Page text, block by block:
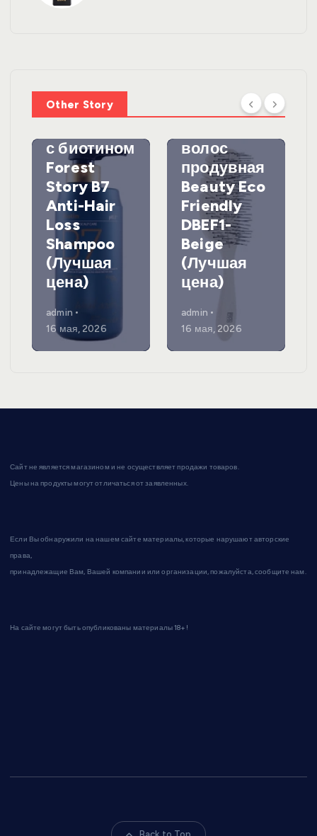
Other Story
волос
против
с биотином
Forest
Story B7
Anti-Hair
Loss
Shampoo
(Лучшая
цена)
admin
16 мая, 2026
DewalЩетк
волос
продувная
Beauty Eco
Friendly
DBEF1-
Beige
(Лучшая
цена)
admin
16 мая, 2026
Сайт не является магазином и не осуществляет продажи товаров.
Цены на продукты могут отличаться от заявленных.
Если Вы обнаружили на нашем сайте материалы, которые нарушают авторские
права,
принадлежащие Вам, Вашей компании или организации, пожалуйста, сообщите нам.
На сайте могут быть опубликованы материалы 18+!